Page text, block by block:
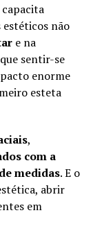
não
e na
sentir-se
enorme
esteta
,
com a
medidas. E o
abrir
em